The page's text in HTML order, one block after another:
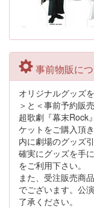
事前物販に
オリジナルグッズ
＞と＜事前予約販
超歌劇『幕末Rock
ケットをご購入頂
内に劇場のグッズ
確実にグッズを手
をご利用下さい。
また、受注販売商
でございます。公
了承ください。